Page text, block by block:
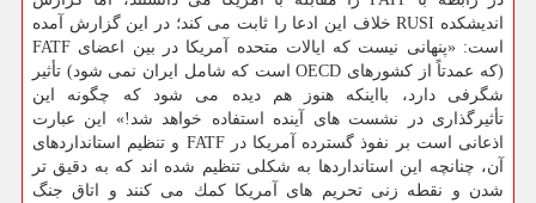
اندیشكده RUSI خلاف این ادعا را ثابت می كند؛ در این گزارش آمده
است: «پنهانی نیست كه ایالات متحده آمریكا در بین اعضای FATF
(كه عمدتاً از كشورهای OECD است كه شامل ایران نمی شود) تأثیر
شگرفی دارد، بااینكه هنوز هم دیده می شود كه چگونه این
تأثیرگذاری در نشست های آینده استفاده خواهد شد!» این عبارت
اذعانی است بر نفوذ گسترده آمریكا در FATF و تنظیم استانداردهای
آن، چنانچه این استانداردها به شكلی تنظیم شده اند كه به دقیق تر
شدن و نقطه زنی تحریم های آمریكا كمك می كنند و اتاق جنگ